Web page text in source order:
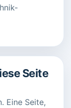
Seite
Eine Seite,